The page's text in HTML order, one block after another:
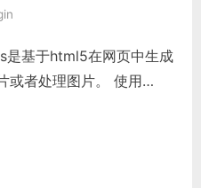
是基于html5在网页中生成
或者处理图片。 使用…